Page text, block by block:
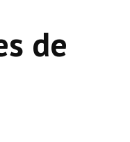
de